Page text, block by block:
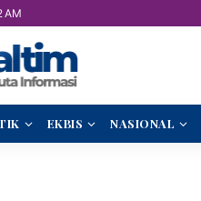
AM
EKBIS NASIONAL